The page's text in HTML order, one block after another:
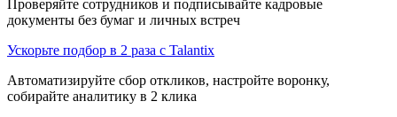
Проверяйте сотрудников и подписывайте кадровые
документы без бумаг и личных встреч
Ускорьте подбор в 2 раза с Talantix
Автоматизируйте сбор откликов, настройте воронку,
собирайте аналитику в 2 клика